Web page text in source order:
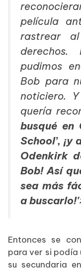
película
rastrear
pudimos
Bob para
noticiero.
quería
busqué en
School’,
Odenkirk
Bob! Así
sea más
a
Entonces se
para ver si podía
su secundaria